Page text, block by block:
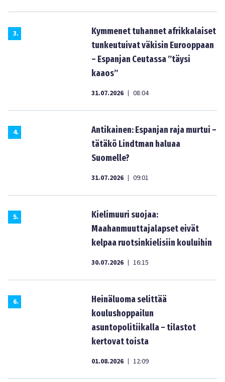
3.
Kymmenet tuhannet afrikkalaiset
tunkeutuivat väkisin Eurooppaan
– Espanjan Ceutassa ”täysi
kaaos”
31.07.2026 | 08:04
4.
Antikainen: Espanjan raja murtui –
tätäkö Lindtman haluaa
Suomelle?
31.07.2026 | 09:01
5.
Kielimuuri suojaa:
Maahanmuuttajalapset eivät
kelpaa ruotsinkielisiin kouluihin
30.07.2026 | 16:15
6.
Heinäluoma selittää
koulushoppailun
asuntopolitiikalla – tilastot
kertovat toista
01.08.2026 | 12:09